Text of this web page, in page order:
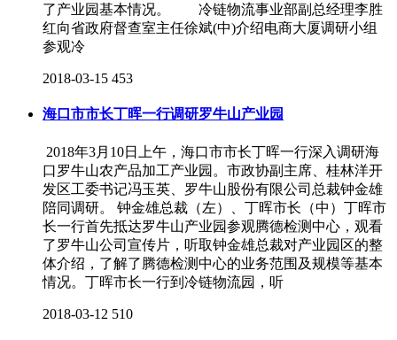
了产业园基本情况。 冷链物流事业部副总经理李胜
红向省政府督查室主任徐斌(中)介绍电商大厦调研小组
参观冷
2018-03-15 453
海口市市长丁晖一行调研罗牛山产业园
2018年3月10日上午，海口市市长丁晖一行深入调研海
口罗牛山农产品加工产业园。市政协副主席、桂林洋开
发区工委书记冯玉英、罗牛山股份有限公司总裁钟金雄
陪同调研。 钟金雄总裁（左）、丁晖市长（中）丁晖市
长一行首先抵达罗牛山产业园参观腾德检测中心，观看
了罗牛山公司宣传片，听取钟金雄总裁对产业园区的整
体介绍，了解了腾德检测中心的业务范围及规模等基本
情况。丁晖市长一行到冷链物流园，听
2018-03-12 510